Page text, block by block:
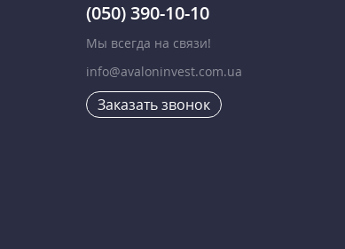
(050) 390-10-10
Мы всегда на связи!
info@avaloninvest.com.ua
Заказать звонок